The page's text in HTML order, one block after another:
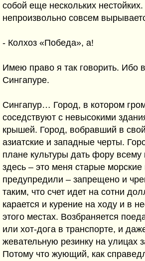
собой еще нескольких
непроизвольно совсем
- Колхоз «Победа», а!
Имею право я так говорить. Ибо
Сингапуре.
Сингапур… Город, в котором
соседствуют с невысокими
крышей. Город, вобравший в
азиатские и западные черты.
плане культуры дать фору всему
здесь – это меня старые морские
предупредили – запрещено и
таким, что счет идет на сотни
карается и курение на ходу и в
этого местах. Возбраняется
или хот-дога в транспорте, и
жевательную резинку на улицах
Потому что жующий, как